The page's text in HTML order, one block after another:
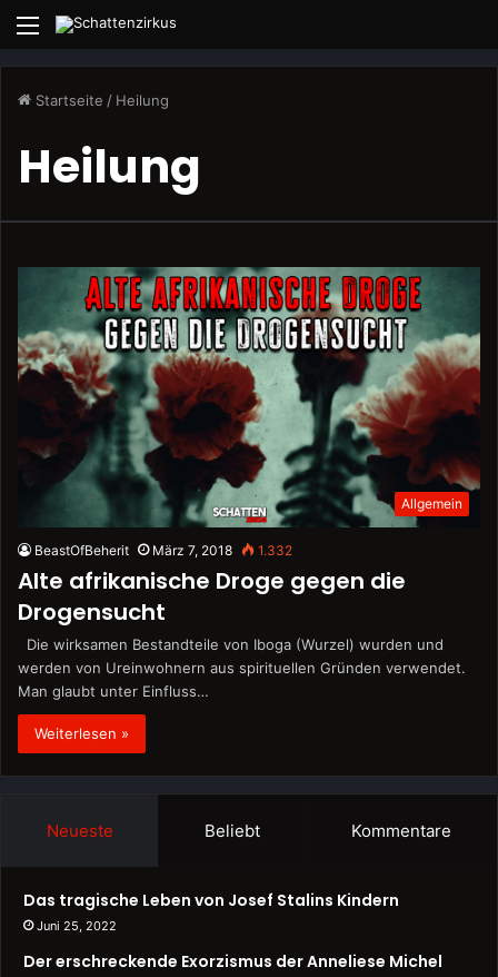
Menü
Startseite / Heilung
Heilung
Allgemein
BeastOfBeherit März 7, 2018 1.332
Alte afrikanische Droge gegen die
Drogensucht
Die wirksamen Bestandteile von Iboga (Wurzel) wurden und
werden von Ureinwohnern aus spirituellen Gründen verwendet.
Man glaubt unter Einfluss…
Weiterlesen »
Neueste Beliebt Kommentare
Das tragische Leben von Josef Stalins Kindern
Juni 25, 2022
Der erschreckende Exorzismus der Anneliese Michel